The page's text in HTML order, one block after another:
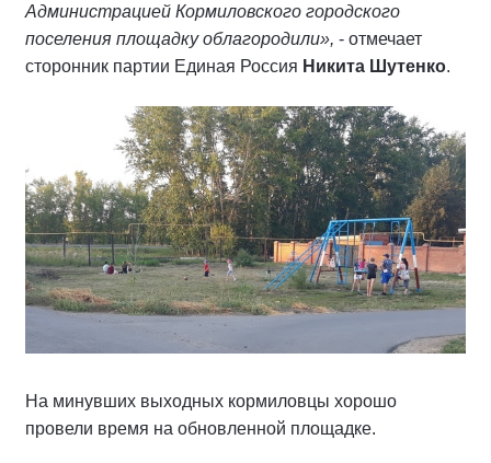
Администрацией Кормиловского городского
поселения площадку облагородили», - отмечает
сторонник партии Единая Россия Никита Шутенко.
На минувших выходных кормиловцы хорошо
провели время на обновленной площадке.